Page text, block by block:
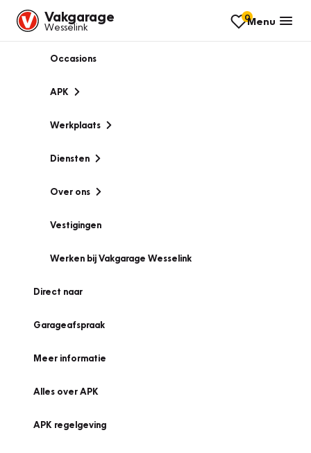
Vakgarage
Wesselink
0Menu
Occasions
APK
Werkplaats
Diensten
Over ons
Vestigingen
Werken bij Vakgarage Wesselink
Direct naar
Garageafspraak
Meer informatie
Alles over APK
APK regelgeving